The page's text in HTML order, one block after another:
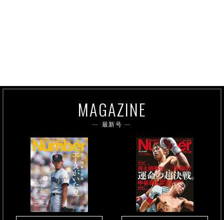
MAGAZINE
最新号